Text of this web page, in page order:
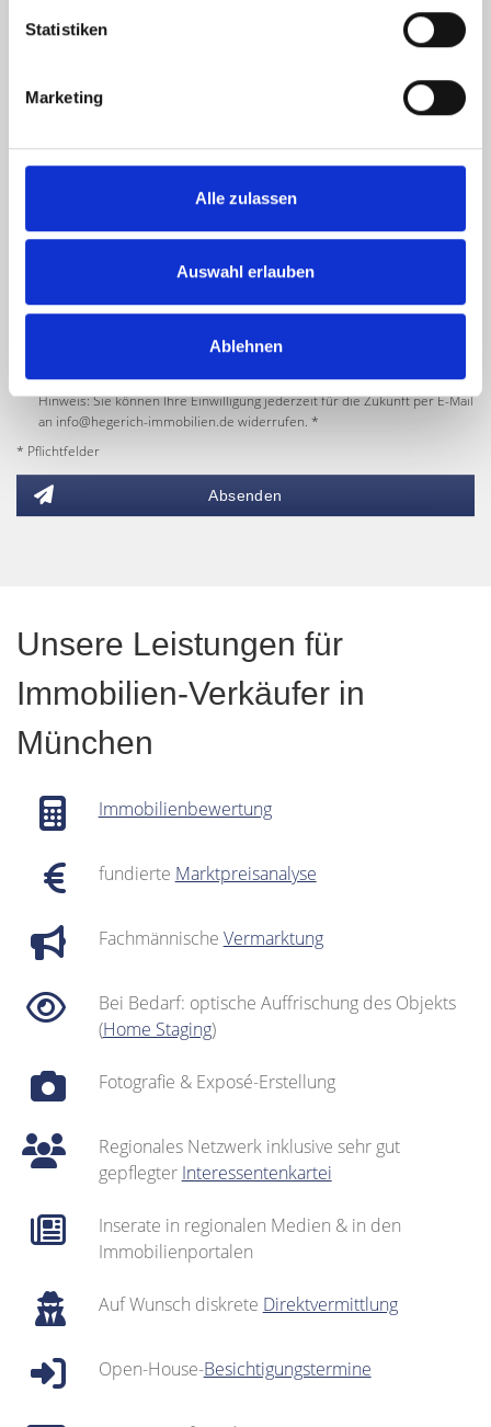
Statistiken
Marketing
Alle zulassen
Auswahl erlauben
Ablehnen
Ich habe dieDatenschutzerklärungzur Kenntnis genommen. Ich stimme
zu, dass meine Angaben und Daten zur Beantwortung meiner Anfrage
elektronisch erhoben und gespeichert werden.
Hinweis: Sie können Ihre Einwilligung jederzeit für die Zukunft per E-Mail
an info@hegerich-immobilien.de widerrufen. *
* Pflichtfelder
Absenden
Unsere Leistungen für
Immobilien-Verkäufer in
München
Immobilienbewertung
fundierte Marktpreisanalyse
Fachmännische Vermarktung
Bei Bedarf: optische Auffrischung des Objekts
(Home Staging)
Fotografie & Exposé-Erstellung
Regionales Netzwerk inklusive sehr gut
gepflegter Interessentenkartei
Inserate in regionalen Medien & in den
Immobilienportalen
Auf Wunsch diskrete Direktvermittlung
Open-House-Besichtigungstermine